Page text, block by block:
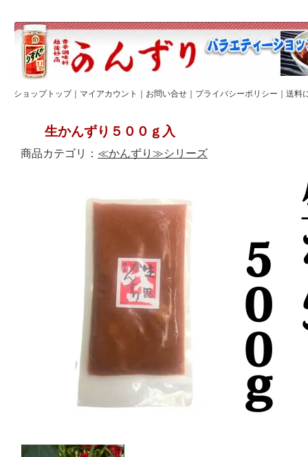
ショップトップ｜ マイアカウント お問い合せ プライバシーポリシー 送料
生かんずり５００ｇ入
商品カテゴリ： ≪かんずり≫シリーズ